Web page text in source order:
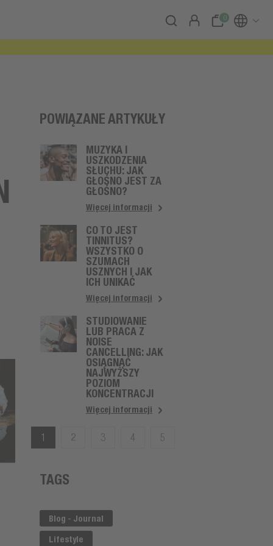
0
POWIĄZANE ARTYKUŁY
MUZYKA I
USZKODZENIA
SŁUCHU: JAK
GŁOŚNO JEST ZA
GŁOŚNO?
Więcej informacji
CO TO JEST
TINNITUS?
WSZYSTKO O
SZUMACH
USZNYCH I JAK
ICH UNIKAĆ
Więcej informacji
STUDIOWANIE
LUB PRACA Z
NOISE
CANCELLING: JAK
OSIĄGNĄĆ
NAJWYŻSZY
POZIOM
KONCENTRACJI
Więcej informacji
1 2 3 4 5
TAGS
Blog - Journal
Lifestyle